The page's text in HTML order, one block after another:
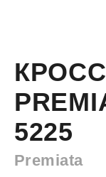
5225
Premiata